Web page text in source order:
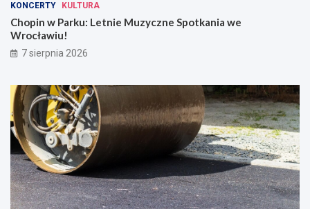
KONCERTY KULTURA
Chopin w Parku: Letnie Muzyczne Spotkania we
Wrocławiu!
7 sierpnia 2026